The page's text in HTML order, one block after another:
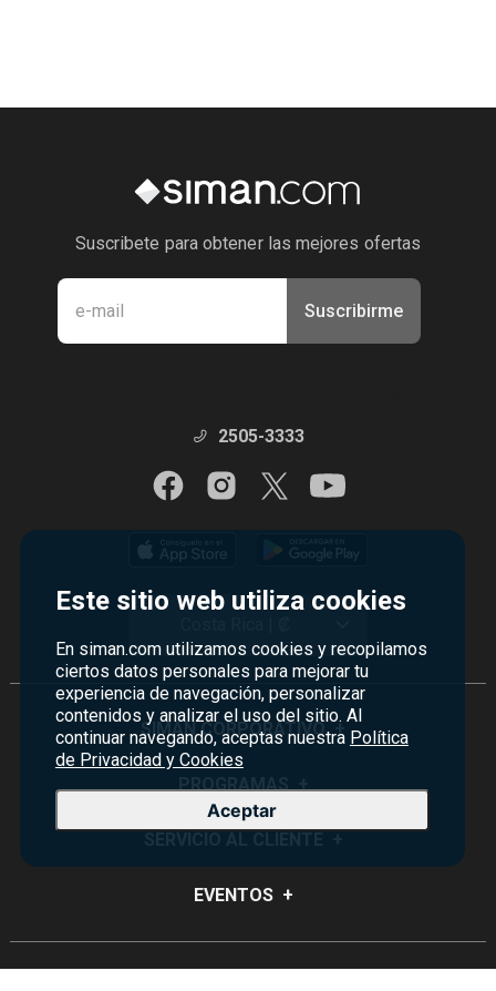
Este sitio web utiliza cookies
En siman.com utilizamos cookies y recopilamos
ciertos datos personales para mejorar tu
experiencia de navegación, personalizar
contenidos y analizar el uso del sitio. Al
continuar navegando, aceptas nuestra Política
de Privacidad y Cookies
Aceptar
Suscribete para obtener las mejores ofertas
Suscribirme
2505-3333
SIMAN CORPORATIVO +
Visión y Misión
Sucursales
PROGRAMAS +
Monedero
Certificados de Regalo
Credisiman
Preguntas Frecuentes
Contáctenos
EVENTOS +
Rebajas